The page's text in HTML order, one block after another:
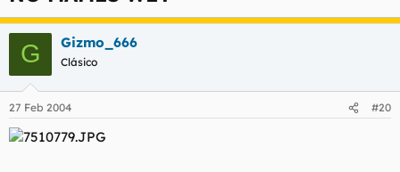
G Gizmo_666
Clásico
27 Feb 2004 #20